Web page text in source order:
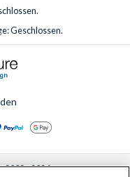
Geschlossen.
- 2026